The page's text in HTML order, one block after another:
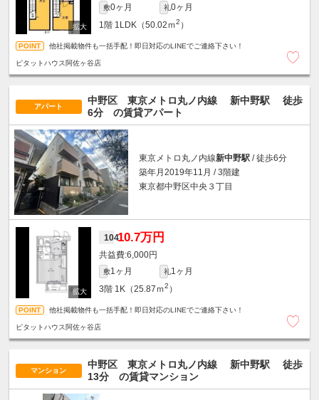
敷0ヶ月 礼0ヶ月
1階 1LDK（50.02ｍ2 ）
他社掲載物件も一括手配！即日対応のLINEでご連絡下さい！
ピタットハウス阿佐ヶ谷店
アパート
中野区 東京メトロ丸ノ内線 新中野駅
徒歩
6分 の賃貸アパート
東京メトロ丸ノ内線新中野駅 / 徒歩6分
築年月2019年11月 / 3階建
東京都中野区中央３丁目
10410.7万円
6,000円
敷1ヶ月 礼1ヶ月
3階 1K（25.87ｍ2 ）
他社掲載物件も一括手配！即日対応のLINEでご連絡下さい！
ピタットハウス阿佐ヶ谷店
マンション
中野区 東京メトロ丸ノ内線 新中野駅
徒歩
13分 の賃貸マンション